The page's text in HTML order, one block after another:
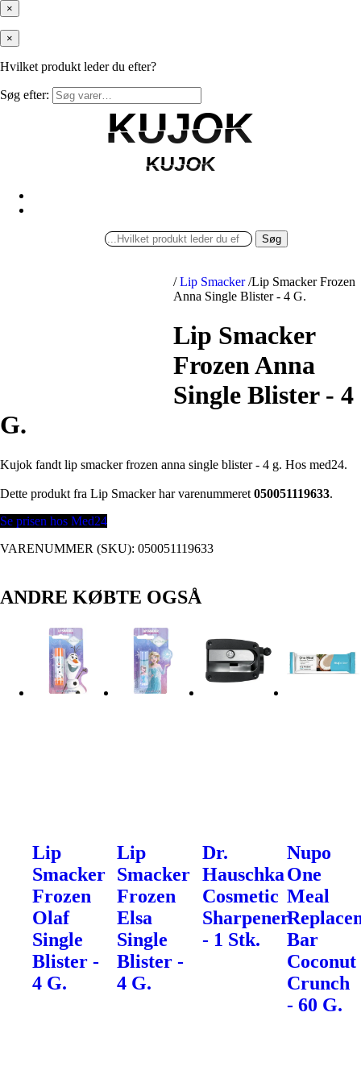
×
×
Hvilket produkt leder du efter?
Søg efter:
KUJOK
KUJOK
KUJOK
KUJOK
Søg
/ Lip Smacker /Lip Smacker Frozen
Anna Single Blister - 4 G.
Lip Smacker
Frozen Anna
Single Blister - 4
G.
Kujok fandt lip smacker frozen anna single blister - 4 g. Hos med24.
Dette produkt fra Lip Smacker har varenummeret 050051119633.
Se prisen hos Med24
VARENUMMER (SKU): 050051119633
ANDRE KØBTE OGSÅ
Lip
Smacker
Frozen
Olaf
Single
Blister -
4 G.
Lip
Smacker
Frozen
Elsa
Single
Blister -
4 G.
Dr.
Hauschka
Cosmetic
Sharpener
- 1 Stk.
Nupo
One
Meal
Bar
Coconut
Crunch
- 60 G.